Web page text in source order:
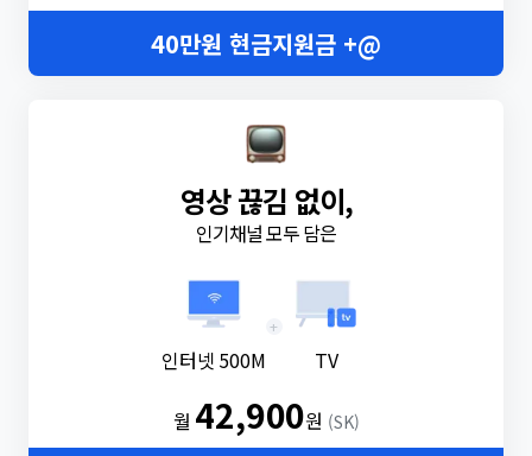
40만원 현금지원금 +@
영상 끊김 없이,
인기채널 모두 담은
인터넷 500M
+
TV
월 42,900원 (SK)